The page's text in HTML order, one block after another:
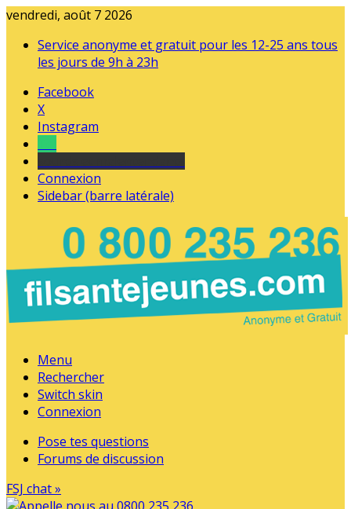
vendredi, août 7 2026
Service anonyme et gratuit pour les 12-25 ans tous
les jours de 9h à 23h
Facebook
X
Instagram
Connexion
Sidebar (barre latérale)
Menu
Rechercher
Switch skin
Connexion
Pose tes questions
Forums de discussion
FSJ chat »